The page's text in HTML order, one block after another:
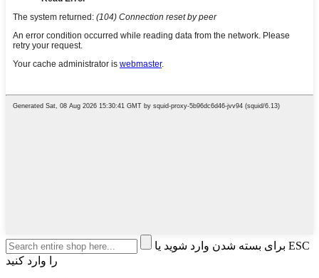
برای بسته شدن وارد شوید یا ESC
را وارد کنید